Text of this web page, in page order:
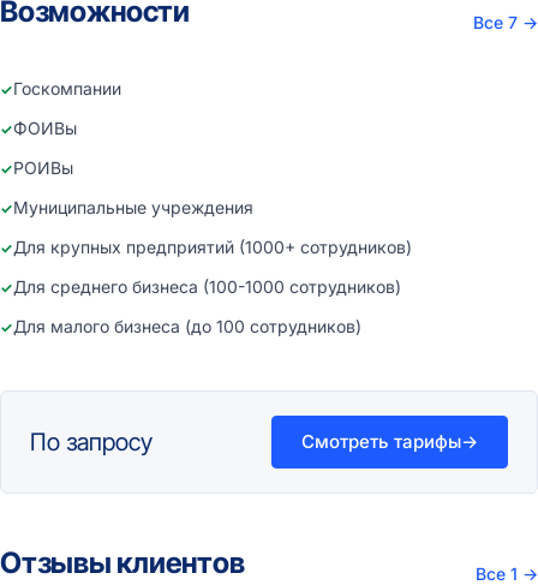
Возможности Все 7 →
Госкомпании
ФОИВы
РОИВы
Муниципальные учреждения
Для крупных предприятий (1000+ сотрудников)
Для среднего бизнеса (100-1000 сотрудников)
Для малого бизнеса (до 100 сотрудников)
По запросу Смотреть тарифы→
Отзывы клиентов Все 1 →